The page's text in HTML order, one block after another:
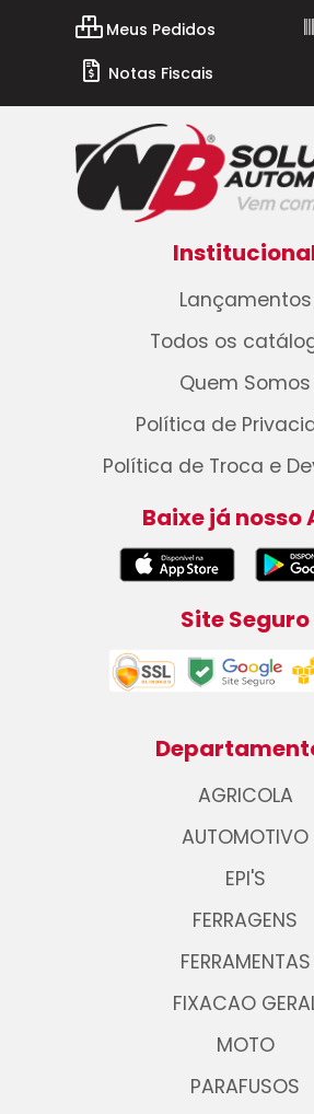
Meus Pedidos
Notas Fiscais
Lançamentos
Todos os
Quem Somos
Política de
Política de Troca e
Baixe já nosso
Site Seguro
AGRICOLA
AUTOMOTIVO
EPI'S
FERRAGENS
FERRAMENTAS
FIXACAO
MOTO
PARAFUSOS